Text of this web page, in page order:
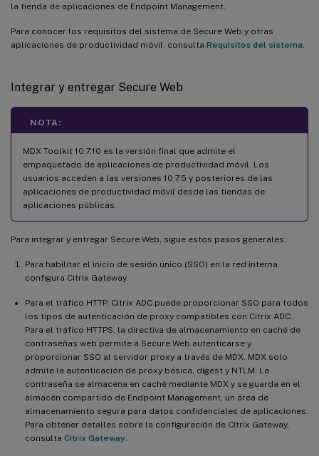
la tienda de aplicaciones de Endpoint Management.
Para conocer los requisitos del sistema de Secure Web y otras
aplicaciones de productividad móvil, consulta Requisitos del sistema
Integrar y entregar Secure Web
NOTA:
MDX Toolkit 10.7.10 es la versión final que admite el
empaquetado de aplicaciones de productividad móvil. Los
usuarios acceden a las versiones 10.7.5 y posteriores de las
aplicaciones de productividad móvil desde las tiendas de
aplicaciones públicas.
Para integrar y entregar Secure Web, sigue estos pasos generales:
Para habilitar el inicio de sesión único (SSO) en la red interna,
configura Citrix Gateway.
Para el tráfico HTTP, Citrix ADC puede proporcionar SSO para todos
los tipos de autenticación de proxy compatibles con Citrix ADC.
Para el tráfico HTTPS, la directiva de almacenamiento en caché de
contraseñas web permite a Secure Web autenticarse y
proporcionar SSO al servidor proxy a través de MDX. MDX solo
admite la autenticación de proxy básica, digest y NTLM. La
contraseña se almacena en caché mediante MDX y se guarda en el
almacén compartido de Endpoint Management, un área de
almacenamiento segura para datos confidenciales de aplicaciones.
Para obtener detalles sobre la configuración de Citrix Gateway,
consulta Citrix Gateway